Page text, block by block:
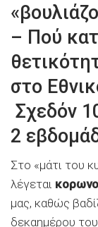
– Πού
στο
Σχεδόν
2
Στο «μάτι του
λέγεται
μας, καθώς
δεκαημέρου